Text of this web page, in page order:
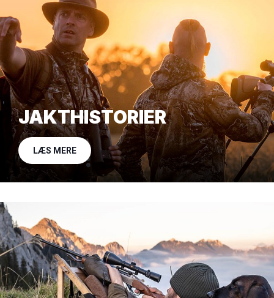
JAKTHISTORIER
LÆS MERE